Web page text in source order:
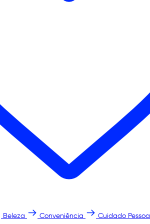
Beleza Conveniência Cuidado Pessoal